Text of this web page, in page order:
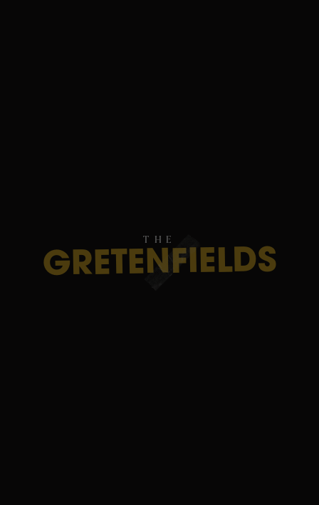
THE
GRETENFIELDS